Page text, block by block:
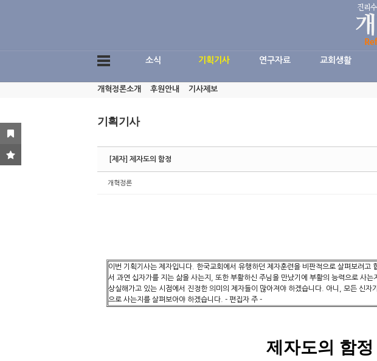
소식 기획기사 연구자료 교회생활
개혁정론소개 후원안내 기사제보
기획기사
[제자] 제자도의 함정
개혁정론
이번 기획기사는 제자입니다. 한국교회에서 유행하던 제자훈련을 비판적으로 살펴보려고
서 과연 십자가를 지는 삶을 사는지, 또한 부활하신 주님을 만났기에 부활의 능력으로 사
상실해가고 있는 시점에서 진정한 의미의 제자들이 많아져야 하겠습니다. 아니, 모든 신자
으로 사는지를 살펴보아야 하겠습니다. - 편집자 주 -
제자도의 함정
Sketchbook5, 스케치북5
Sketchbook5, 스케치북5